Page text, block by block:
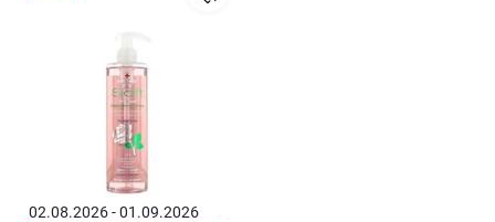
02.08.2026 - 01.09.2026